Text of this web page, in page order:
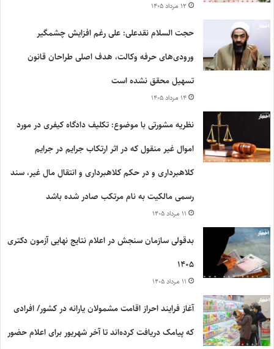
۱۲ مرداد ۱۴۰۵
حجت السلام نقدعلی: علی رغم افزایش چشمگیر
ورودی‌های حرفه وکالت، هدف اصلی طراحان قانون
تسهیل محقق نشده است
۱۴ مرداد ۱۴۰۵
نظریه مشورتی با موضوع: تکلیف دادگاه کیفری در مورد
اموال غیر منقول که در اثر ارتکاب جرایم در جرایم
کلاهبرداری و در حکم کلاهبرداری و انتقال مال غیر، سند
رسمی مالکیت به نام مرتکب صادر شده باشد
۱۱ مرداد ۱۴۰۵
بدقولی سازمان سنجش در اعلام نتایج نهایی آزمون دکتری
۱۴۰۵
۱۱ مرداد ۱۴۰۵
آغاز فرایند احراز اقامت مشمولان یارانه در کشور/ افرادی
که پیامک دریافت کرده‌اند تا آخر شهریور برای اعلام حضور